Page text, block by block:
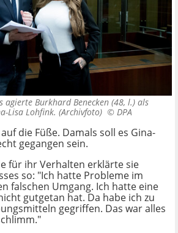
agierte Burkhard Benecken (48, l.) als
Lisa Lohfink. (Archivfoto) © DPA
die Füße. Damals soll es Gina-
gegangen sein.
für ihr Verhalten erklärte sie
so: "Ich hatte Probleme im
falschen Umgang. Ich hatte eine
gutgetan hat. Da habe ich zu
gegriffen. Das war alles